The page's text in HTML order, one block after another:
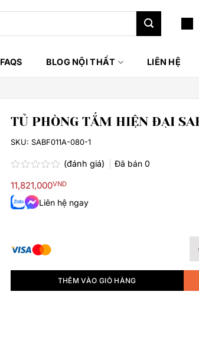
FAQS BLOG NỘI THẤT LIÊN HỆ
TỦ PHÒNG TẮM HIỆN ĐẠI
xếp
hạng
0.0
(đánh giá) Đã bán 0
11,821,000VND
Liên hệ ngay
THÊM VÀO GIỎ HÀNG
SKU: SABF011A-080-1